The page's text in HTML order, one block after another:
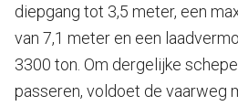
diepgang tot 3,5 meter, een
van 7,1 meter en een
3300 ton. Om dergelijke
passeren, voldoet de vaarweg